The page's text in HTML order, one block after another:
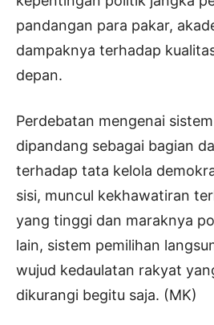
pandangan para pakar,
dampaknya terhadap
depan.
Perdebatan mengenai
dipandang sebagai bagian
terhadap tata kelola
sisi, muncul kekhawatiran
yang tinggi dan maraknya
lain, sistem pemilihan
wujud kedaulatan rakyat
dikurangi begitu saja. (MK)